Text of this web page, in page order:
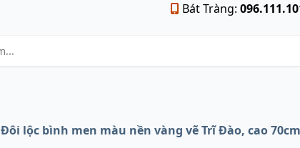
Bát Tràng:
Đôi lộc bình men màu nền vàng vẽ Trĩ Đào, cao 70cm